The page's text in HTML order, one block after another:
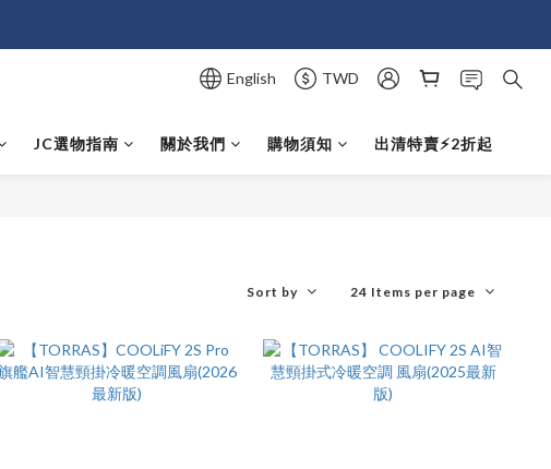
English TWD
JC選物指南 關於我們 購物須知 出清特賣⚡️2折起
Sort by 24 Items per page